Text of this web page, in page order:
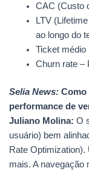
CAC (Custo
LTV
ao longo do
Ticket médio
Churn rate –
Selia News: Como
performance de
Juliano Molina: O
usuário) bem
Rate
mais. A navegação